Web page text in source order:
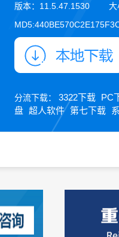
版本：11.5.47.1530
分流下载： 3322下载 PC
盘 超人软件 第七下载